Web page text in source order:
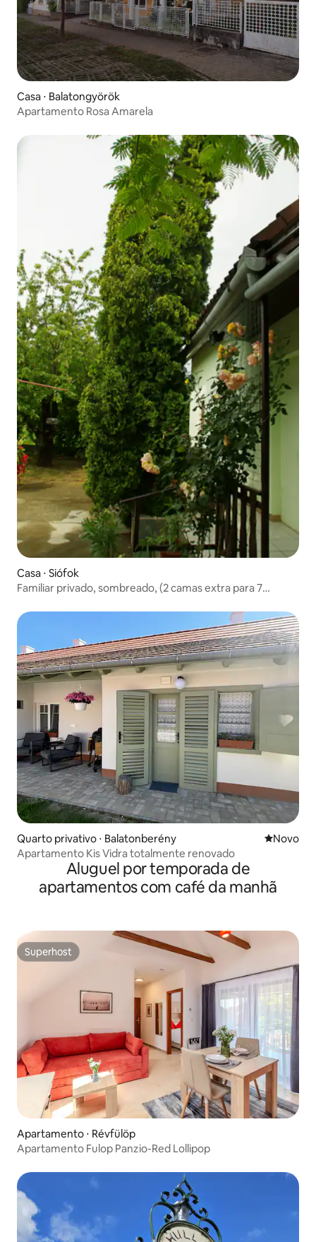
Casa ⋅ Balatongyörök
Apartamento Rosa Amarela
Casa ⋅ Siófok
Familiar privado, sombreado, (2 camas extra para 7
Quarto privativo ⋅ Balatonberény Novo
Novo
Apartamento Kis Vidra totalmente renovado
Aluguel por temporada de
apartamentos com café da manhã
Superhost
Superhost
Apartamento ⋅ Révfülöp
Apartamento Fulop Panzio-Red Lollipop